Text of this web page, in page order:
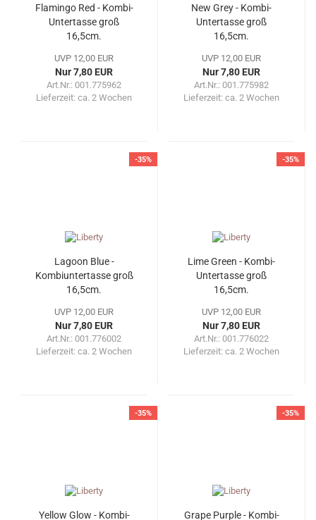
Flamingo Red - Kombi-
Untertasse groß
16,5cm.
UVP 12,00 EUR
Nur 7,80 EUR
Art.Nr.: 001.775962
Lieferzeit: ca. 2 Wochen
New Grey - Kombi-
Untertasse groß
16,5cm.
UVP 12,00 EUR
Nur 7,80 EUR
Art.Nr.: 001.775982
Lieferzeit: ca. 2 Wochen
-35%
Lagoon Blue -
Kombiuntertasse groß
16,5cm.
UVP 12,00 EUR
Nur 7,80 EUR
Art.Nr.: 001.776002
Lieferzeit: ca. 2 Wochen
-35%
Lime Green - Kombi-
Untertasse groß
16,5cm.
UVP 12,00 EUR
Nur 7,80 EUR
Art.Nr.: 001.776022
Lieferzeit: ca. 2 Wochen
-35%
Yellow Glow - Kombi-
-35%
Grape Purple - Kombi-